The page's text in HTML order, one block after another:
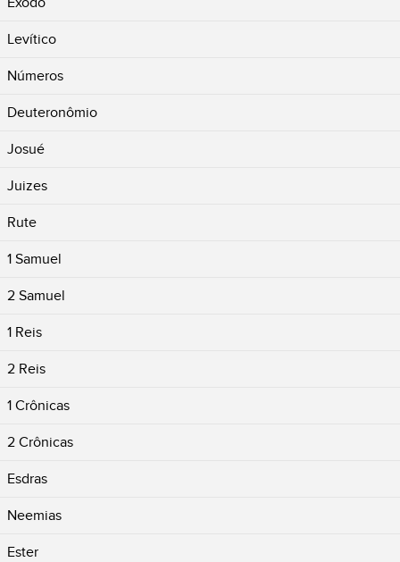
Levítico
Números
Deuteronômio
Josué
Juizes
Rute
1 Samuel
2 Samuel
1 Reis
2 Reis
1 Crônicas
2 Crônicas
Esdras
Neemias
Ester